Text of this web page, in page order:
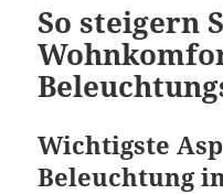
So steigern
Wichtigste
Beleuchtung